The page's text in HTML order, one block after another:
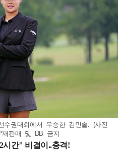
수권대회에서 우승한 김민솔. (사진
재판매 및 DB 금지